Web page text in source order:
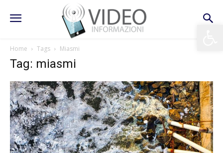
Home Tags Miasmi
Tag: miasmi